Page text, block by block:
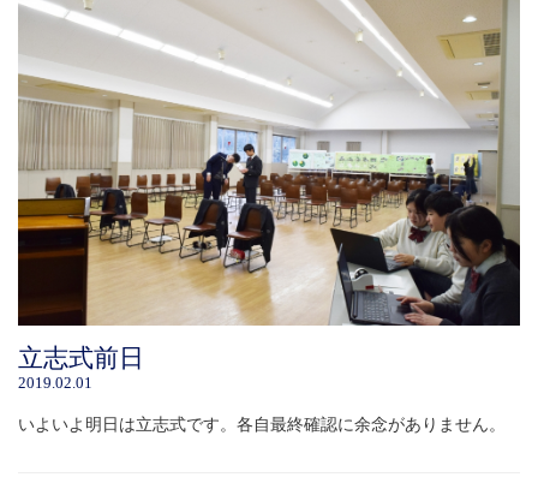
立志式前日
2019.02.01
いよいよ明日は立志式です。各自最終確認に余念がありません。